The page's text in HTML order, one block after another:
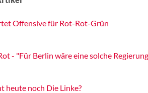
Offensive für Rot-Rot-Grün
- "Für Berlin wäre eine solche
heute noch Die Linke?